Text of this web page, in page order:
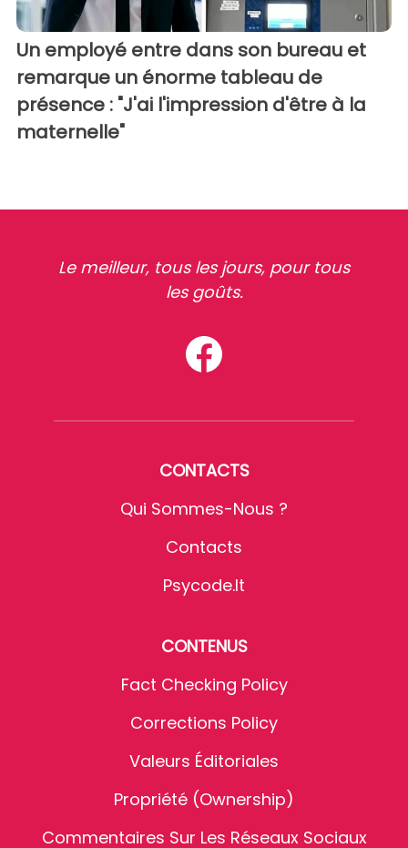
Un employé entre dans son bureau et
remarque un énorme tableau de
présence : "J'ai l'impression d'être à la
maternelle"
Le meilleur, tous les jours, pour tous
les goûts.
CONTACTS
Qui Sommes-Nous ?
Contacts
Psycode.it
CONTENUS
Fact Checking Policy
Corrections Policy
Valeurs Éditoriales
Propriété (Ownership)
Commentaires Sur Les Réseaux Sociaux